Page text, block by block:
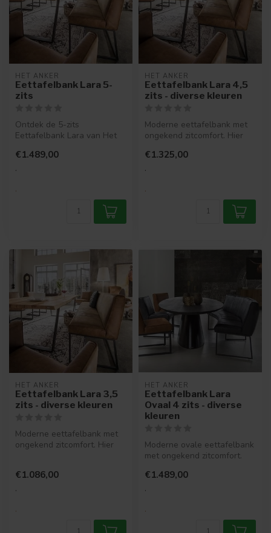
HET ANKER
Eettafelbank Lara 5-
zits
Ontdek de 5-zits
Eettafelbank Lara van Het
eetkamerbank met o...
€1.489,00
.
.
HET ANKER
Eettafelbank Lara 4,5
zits - diverse kleuren
Moderne eettafelbank met
ongekend zitcomfort. Hier
avon...
€1.325,00
.
.
HET ANKER
Eettafelbank Lara 3,5
zits - diverse kleuren
Moderne eettafelbank met
ongekend zitcomfort. Hier
€1.086,00
.
.
HET ANKER
Eettafelbank Lara
Ovaal 4 zits - diverse
kleuren
Moderne ovale eettafelbank
met ongekend zitcomfort.
complet...
€1.489,00
.
.